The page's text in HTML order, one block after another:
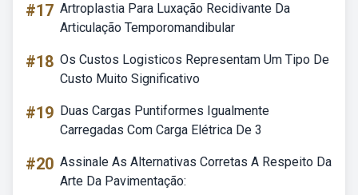
#17 Artroplastia Para Luxação Recidivante Da
Articulação Temporomandibular
#18 Os Custos Logisticos Representam Um Tipo De
Custo Muito Significativo
#19 Duas Cargas Puntiformes Igualmente
Carregadas Com Carga Elétrica De 3
#20 Assinale As Alternativas Corretas A Respeito Da
Arte Da Pavimentação: